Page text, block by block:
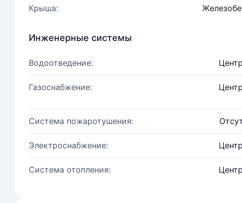
Крыша:
Инженерные системы
Водоотведение:
Газоснабжение:
Система пожаротушения:
Электроснабжение:
Система отопления: